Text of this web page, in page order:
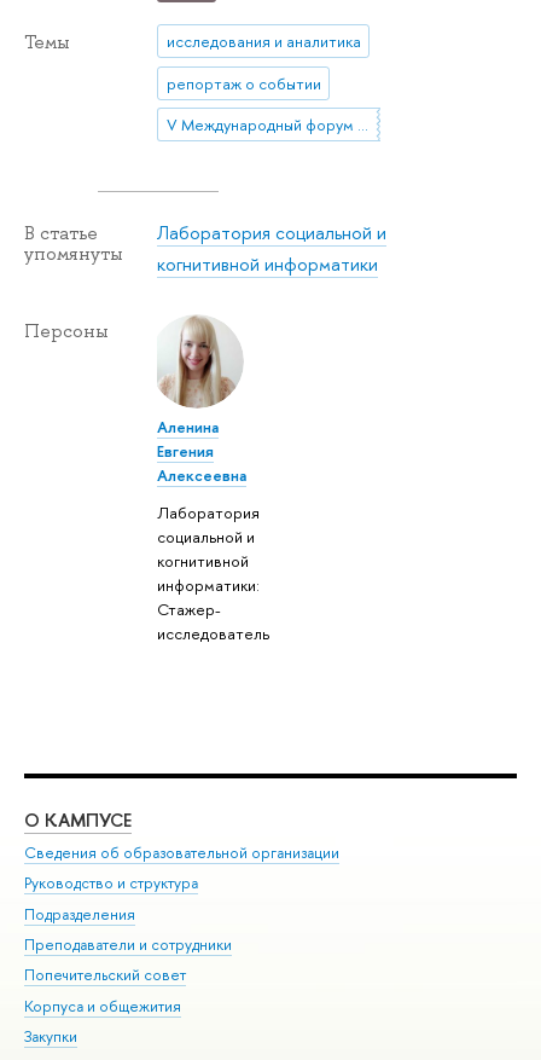
Темы
исследования и аналитика
репортаж о событии
V Международный форум "Cognitive neuroscience – 2022"
В статье
упомянуты
Лаборатория социальной и
когнитивной информатики
Персоны
Аленина
Евгения
Алексеевна
Лаборатория
социальной и
когнитивной
информатики:
Стажер-
исследователь
О КАМПУСЕ
Сведения об образовательной организации
Руководство и структура
Подразделения
Преподаватели и сотрудники
Попечительский совет
Корпуса и общежития
Закупки